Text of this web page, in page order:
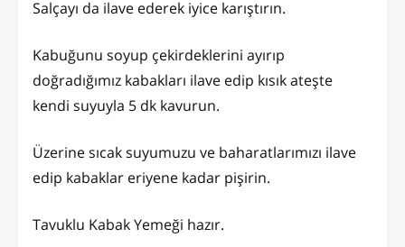
Salçayı da ilave ederek iyice karıştırın.
Kabuğunu soyup çekirdeklerini ayırıp
doğradığımız kabakları ilave edip kısık ateşte
kendi suyuyla 5 dk kavurun.
Üzerine sıcak suyumuzu ve baharatlarımızı ilave
edip kabaklar eriyene kadar pişirin.
Tavuklu Kabak Yemeği hazır.